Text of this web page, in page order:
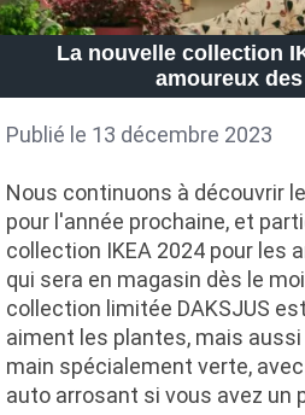
La nouvelle collection
amoureux
Publié le 13 décembre 2023
Nous continuons à découvrir
pour l'année prochaine, et
collection IKEA 2024 pour les
qui sera en magasin dès le
collection limitée DAKSJUS
aiment les plantes, mais
main spécialement verte,
auto arrosant si vous avez un